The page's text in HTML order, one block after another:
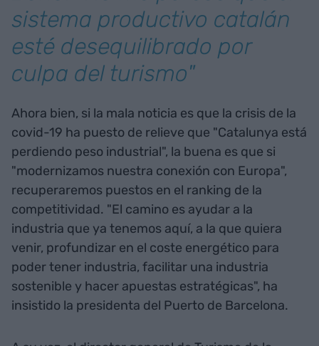
sistema productivo catalán
esté desequilibrado por
culpa del turismo"
Ahora bien, si la mala noticia es que la crisis de la
covid-19 ha puesto de relieve que "Catalunya está
perdiendo peso industrial", la buena es que si
"modernizamos nuestra conexión con Europa",
recuperaremos puestos en el ranking de la
competitividad. "El camino es ayudar a la
industria que ya tenemos aquí, a la que quiera
venir, profundizar en el coste energético para
poder tener industria, facilitar una industria
sostenible y hacer apuestas estratégicas", ha
insistido la presidenta del Puerto de Barcelona.